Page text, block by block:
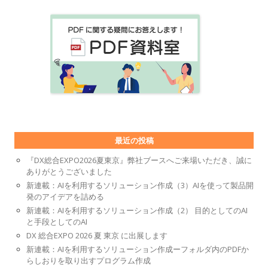
最近の投稿
『DX総合EXPO2026夏東京』弊社ブースへご来場いただき、誠に
ありがとうございました
新連載：AIを利用するソリューション作成（3）AIを使って製品開
発のアイデアを詰める
新連載：AIを利用するソリューション作成（2） 目的としてのAI
と手段としてのAI
DX 総合EXPO 2026 夏 東京 に出展します
新連載：AIを利用するソリューション作成ーフォルダ内のPDFか
らしおりを取り出すプログラム作成